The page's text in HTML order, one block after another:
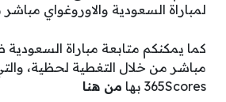
لمباراة السعودية والاوروغواي
كما يمكنكم متابعة مباراة
مباشر من خلال التغطية لحظية،
365Scores بها
من هنا